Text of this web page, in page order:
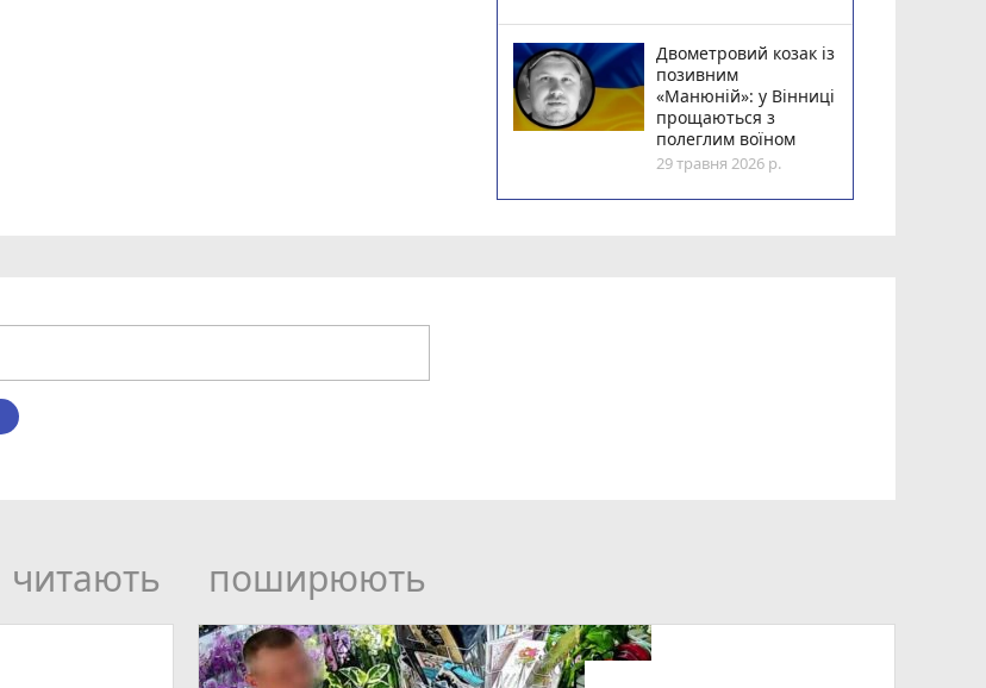
Двометровий козак із
позивним
«Манюній»: у Вінниці
прощаються з
полеглим воїном
29 травня 2026 р.
читають поширюють